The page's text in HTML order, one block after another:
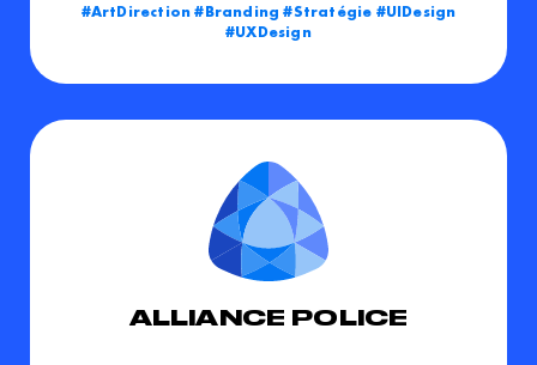
ArtDirection
Branding Stratégie
UIDesign
UXDesign
ALLIANCE POLICE